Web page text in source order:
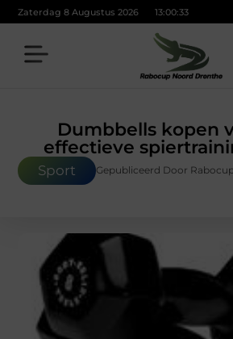
Zaterdag 8 Augustus 2026 13:00:34
Dumbbells kopen
effectieve
Sport Gepubliceerd Door